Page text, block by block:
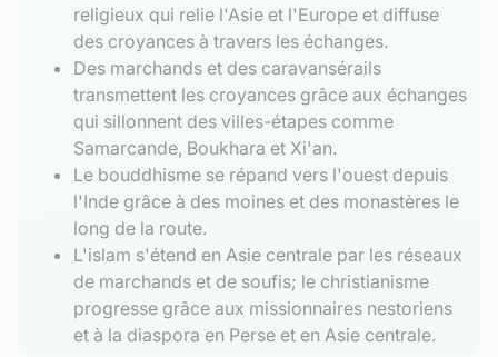
religieux qui relie l'Asie et l'Europe et diffuse
des croyances à travers les échanges.
Des marchands et des caravansérails
transmettent les croyances grâce aux échanges
qui sillonnent des villes-étapes comme
Samarcande, Boukhara et Xi'an.
Le bouddhisme se répand vers l'ouest depuis
l'Inde grâce à des moines et des monastères le
long de la route.
L'islam s'étend en Asie centrale par les réseaux
de marchands et de soufis; le christianisme
progresse grâce aux missionnaires nestoriens
et à la diaspora en Perse et en Asie centrale.